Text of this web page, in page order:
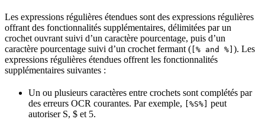
Les expressions régulières étendues sont des expressions régulières
offrant des fonctionnalités supplémentaires, délimitées par un
crochet ouvrant suivi d’un caractère pourcentage, puis d’un
caractère pourcentage suivi d’un crochet fermant ( [% and %] ). Les
expressions régulières étendues offrent les fonctionnalités
supplémentaires suivantes :
Un ou plusieurs caractères entre crochets sont complétés par
des erreurs OCR courantes. Par exemple,
[%S%]
peut
autoriser S, $ et 5.